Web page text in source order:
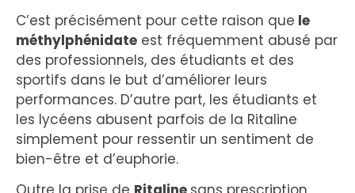
C’est précisément pour cette raison que le
méthylphénidate est fréquemment abusé par
des professionnels, des étudiants et des
sportifs dans le but d’améliorer leurs
performances. D’autre part, les étudiants et
les lycéens abusent parfois de la Ritaline
simplement pour ressentir un sentiment de
bien-être et d’euphorie.